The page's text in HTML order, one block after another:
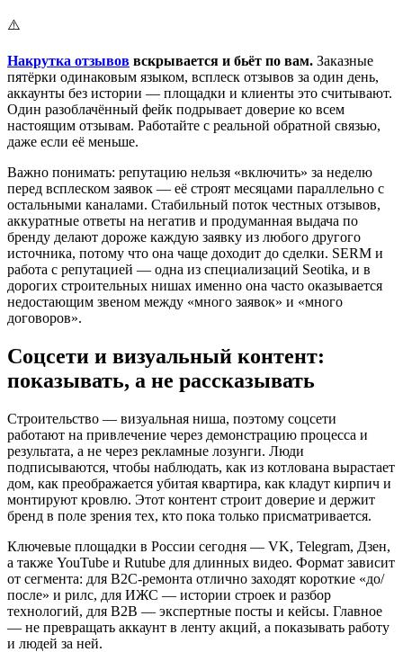
⚠️
Накрутка отзывов вскрывается и бьёт по вам. Заказные
пятёрки одинаковым языком, всплеск отзывов за один день,
аккаунты без истории — площадки и клиенты это считывают.
Один разоблачённый фейк подрывает доверие ко всем
настоящим отзывам. Работайте с реальной обратной связью,
даже если её меньше.
Важно понимать: репутацию нельзя «включить» за неделю
перед всплеском заявок — её строят месяцами параллельно с
остальными каналами. Стабильный поток честных отзывов,
аккуратные ответы на негатив и продуманная выдача по
бренду делают дороже каждую заявку из любого другого
источника, потому что она чаще доходит до сделки. SERM и
работа с репутацией — одна из специализаций Seotika, и в
дорогих строительных нишах именно она часто оказывается
недостающим звеном между «много заявок» и «много
договоров».
Соцсети и визуальный контент:
показывать, а не рассказывать
Строительство — визуальная ниша, поэтому соцсети
работают на привлечение через демонстрацию процесса и
результата, а не через рекламные лозунги. Люди
подписываются, чтобы наблюдать, как из котлована вырастает
дом, как преображается убитая квартира, как кладут кирпич и
монтируют кровлю. Этот контент строит доверие и держит
бренд в поле зрения тех, кто пока только присматривается.
Ключевые площадки в России сегодня — VK, Telegram, Дзен,
а также YouTube и Rutube для длинных видео. Формат зависит
от сегмента: для B2C-ремонта отлично заходят короткие «до/
после» и рилс, для ИЖС — истории строек и разбор
технологий, для B2B — экспертные посты и кейсы. Главное
— не превращать аккаунт в ленту акций, а показывать работу
и людей за ней.